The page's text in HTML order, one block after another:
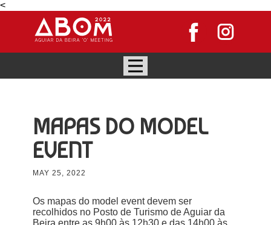
<
MAPAS DO MODEL
EVENT
MAY 25, 2022
Os mapas do model event devem ser
recolhidos no Posto de Turismo de Aguiar da
Beira entre as 9h00 às 12h30 e das 14h00 às